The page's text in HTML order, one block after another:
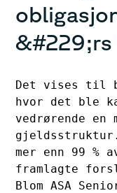
Det vises til
hvor det ble
vedrørende
mer enn 99
framlagte
Blom ASA